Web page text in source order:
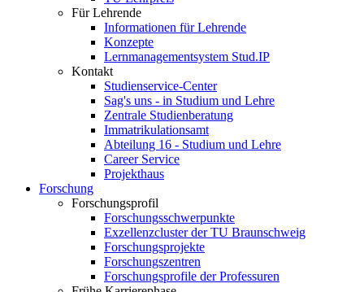
Für Lehrende
Informationen für Lehrende
Konzepte
Lernmanagementsystem Stud.IP
Kontakt
Studienservice-Center
Sag's uns - in Studium und Lehre
Zentrale Studienberatung
Immatrikulationsamt
Abteilung 16 - Studium und Lehre
Career Service
Projekthaus
Forschung
Forschungsprofil
Forschungsschwerpunkte
Exzellenzcluster der TU Braunschweig
Forschungsprojekte
Forschungszentren
Forschungsprofile der Professuren